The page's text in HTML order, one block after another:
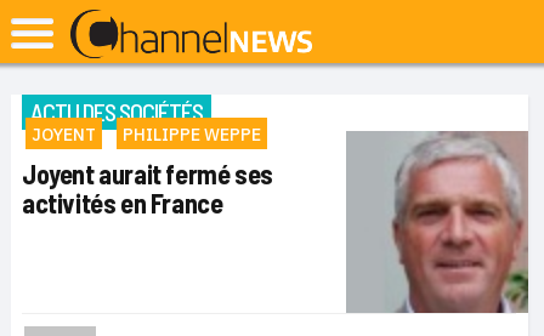
ACTU DES SOCIÉTÉS
JOYENT PHILIPPE WEPPE
Joyent aurait fermé ses
activités en France